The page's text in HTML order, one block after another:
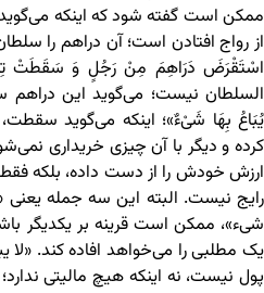
ممکن است گفته شود که اینکه
از رواج افتادن است؛ آن دراهم را
اسْتَقْرَضَ دَرَاهِمَ مِنْ رَجُلٍ وَ سَقَطَتْ
السلطان نیست؛ می‌گوید این
یُبَاعُ بِهَا شَیْ‏ءٌ»؛ اینکه می‌گوید
کرده و دیگر با آن چیزی خریداری
ارزش خودش را از دست داده، بلکه
رایج نیست. البته این سه جمله یعنی
شیء»، ممکن است قرینه بر یکدیگر
یک مطلبی را می‌خواهد افاده کند. «لا
پول نیست، نه اینکه هیچ مالیتی